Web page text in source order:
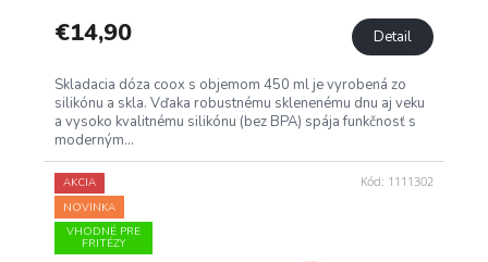
€14,90 Detail
Skladacia dóza coox s objemom 450 ml je vyrobená zo
silikónu a skla. Vďaka robustnému sklenenému dnu aj veku
a vysoko kvalitnému silikónu (bez BPA) spája funkčnosť s
moderným...
AKCIA
NOVINKA
VHODNÉ PRE
FRITÉZY
Kód: 1111302